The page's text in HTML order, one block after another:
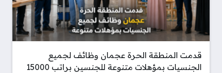
قدمت المنطقة الحرة عجمان وظائف لجميع
الجنسيات بمؤهلات متنوعة للجنسين براتب 15000